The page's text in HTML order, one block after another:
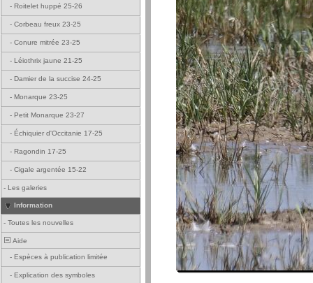
- Roitelet huppé 25-26
- Corbeau freux 23-25
- Conure mitrée 23-25
- Léiothrix jaune 21-25
- Damier de la succise 24-25
- Monarque 23-25
- Petit Monarque 23-27
- Échiquier d'Occitanie 17-25
- Ragondin 17-25
- Cigale argentée 15-22
- Les galeries
Information
- Toutes les nouvelles
Aide
- Espèces à publication limitée
- Explication des symboles